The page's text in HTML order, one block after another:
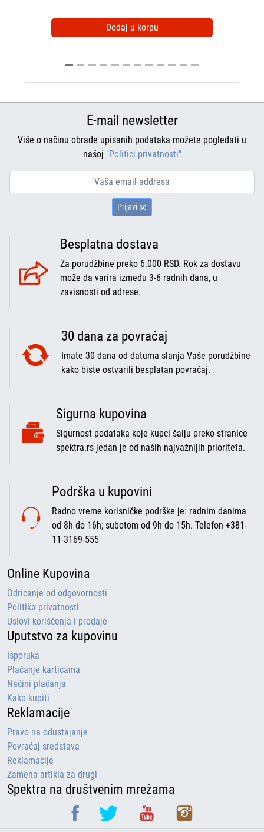
Dodaj u korpu
E-mail newsletter
Više o načinu obrade upisanih podataka možete pogledati u
našoj "Politici privatnosti"
Prijavi se
Besplatna dostava
Za porudžbine preko 6.000 RSD. Rok za dostavu
može da varira između 3-6 radnih dana, u
zavisnosti od adrese.
30 dana za povraćaj
Imate 30 dana od datuma slanja Vaše porudžbine
kako biste ostvarili besplatan povraćaj.
Sigurna kupovina
Sigurnost podataka koje kupci šalju preko stranice
spektra.rs jedan je od naših najvažnijih prioriteta.
Podrška u kupovini
Radno vreme korisničke podrške je: radnim danima
od 8h do 16h; subotom od 9h do 15h. Telefon +381-
11-3169-555
Online Kupovina
Odricanje od odgovornosti
Politika privatnosti
Uslovi korišćenja i prodaje
Uputstvo za kupovinu
Isporuka
Plaćanje karticama
Načini plaćanja
Kako kupiti
Reklamacije
Pravo na odustajanje
Povraćaj sredstava
Reklamacije
Zamena artikla za drugi
Spektra na društvenim mrežama